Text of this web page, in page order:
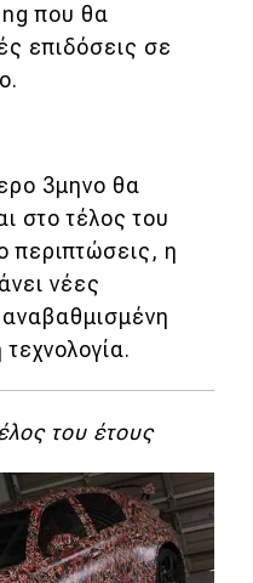
που θα
επιδόσεις σε
3μηνο θα
στο τέλος του
περιπτώσεις, η
νέες
αναβαθμισμένη
του έτους